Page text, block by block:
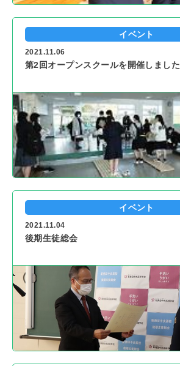
イベント
2021.11.06
第2回オープンスクールを開催しました
イベント
2021.11.04
後期生徒総会